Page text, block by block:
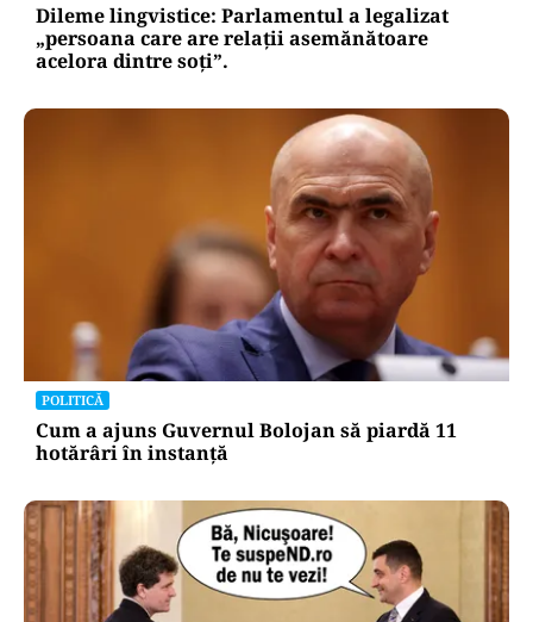
Dileme lingvistice: Parlamentul a legalizat
„persoana care are relații asemănătoare
acelora dintre soți”.
POLITICĂ
Cum a ajuns Guvernul Bolojan să piardă 11
hotărâri în instanță